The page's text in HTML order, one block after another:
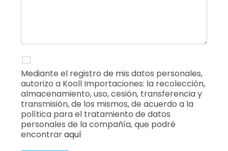
Mediante el registro de mis datos personales,
autorizo a Kooll Importaciones: la recolección,
almacenamiento, uso, cesión, transferencia y
transmisión, de los mismos, de acuerdo a la
política para el tratamiento de datos
personales de la compañía, que podré
encontraraquí